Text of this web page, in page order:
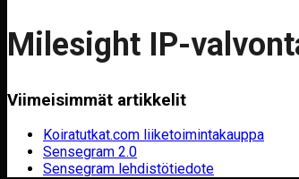
Milesight IP-
Viimeisimmät artikkelit
Koiratutkat.com liiketoimintakauppa
Sensegram 2.0
Sensegram lehdistötiedote